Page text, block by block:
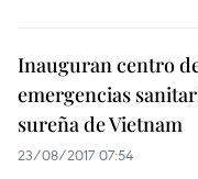
Inauguran centro
emergencias
sureña de Vietnam
23/08/2017 07:54